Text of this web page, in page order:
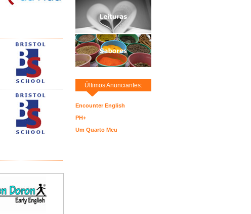
Últimos Anunciantes:
Encounter English
PH+
Um Quarto Meu